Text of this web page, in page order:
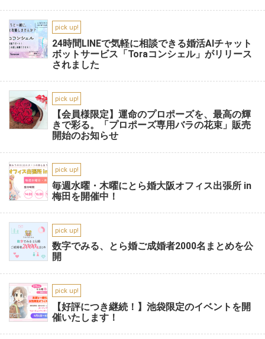
pick up!
24時間LINEで気軽に相談できる婚活AIチャット
ボットサービス「Toraコンシェル」がリリース
されました
pick up!
【会員様限定】運命のプロポーズを、最高の輝
きで彩る。「プロポーズ専用バラの花束」販売
開始のお知らせ
pick up!
毎週水曜・木曜にとら婚大阪オフィス出張所 in
梅田を開催中！
pick up!
数字でみる、とら婚ご成婚者2000名まとめを公
開
pick up!
【好評につき継続！】池袋限定のイベントを開
催いたします！